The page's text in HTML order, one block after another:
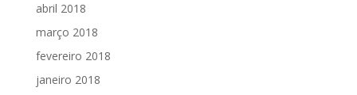
abril 2018
março 2018
fevereiro 2018
janeiro 2018